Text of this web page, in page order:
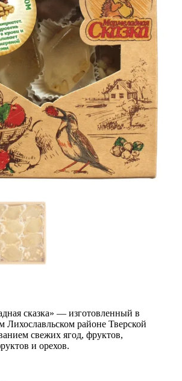
сказка» — изготовленный в
Лихославльском районе Тверской
свежих ягод, фруктов,
и орехов.